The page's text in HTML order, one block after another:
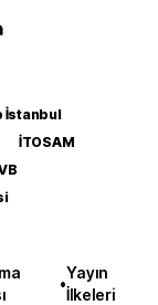
İstanbul
İTOSAM
•
Yayın
İlkeleri